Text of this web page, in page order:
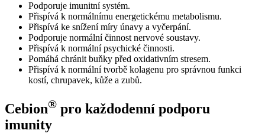
Podporuje imunitní systém.
Přispívá k normálnímu energetickému metabolismu.
Přispívá ke snížení míry únavy a vyčerpání.
Podporuje normální činnost nervové soustavy.
Přispívá k normální psychické činnosti.
Pomáhá chránit buňky před oxidativním stresem.
Přispívá k normální tvorbě kolagenu pro správnou funkci
kostí, chrupavek, kůže a zubů.
Cebion® pro každodenní podporu
imunity